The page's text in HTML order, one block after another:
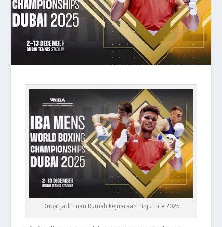
Dubai Jadi Tuan Rumah Kejuaraan Tinju Elite 2025